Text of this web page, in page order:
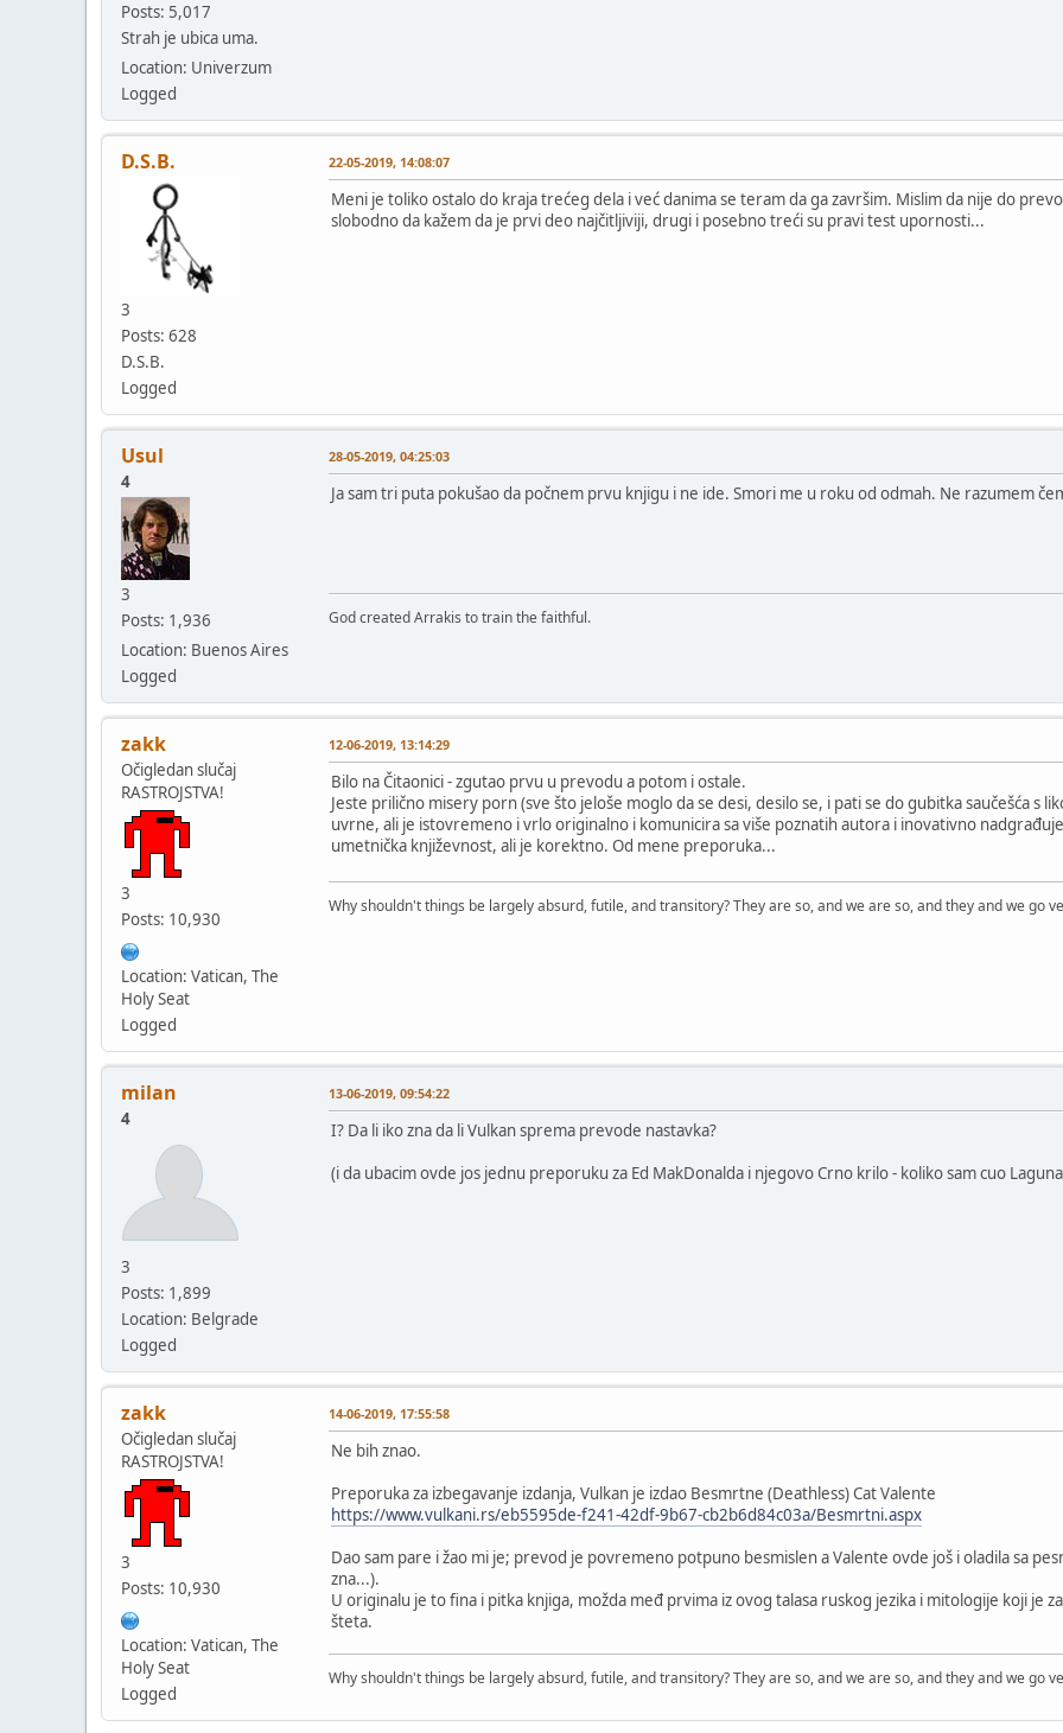
Posts: 5,017
Strah je ubica uma.
Location: Univerzum
Logged
D.S.B.
3
Posts: 628
D.S.B.
Logged
22-05-2019, 14:08:07
Meni je toliko ostalo do kraja trećeg dela i već danima se teram da ga završim. Mislim da nije do
slobodno da kažem da je prvi deo najčitljiviji, drugi i posebno treći su pravi test upornosti...
Usul
4
3
Posts: 1,936
Location: Buenos Aires
Logged
28-05-2019, 04:25:03
Ja sam tri puta pokušao da počnem prvu knjigu i ne ide. Smori me u roku od odmah. Ne razumem
God created Arrakis to train the faithful.
zakk
Očigledan slučaj
RASTROJSTVA!
3
Posts: 10,930
Location: Vatican, The
Holy Seat
Logged
12-06-2019, 13:14:29
Bilo na Čitaonici - zgutao prvu u prevodu a potom i ostale.
Jeste prilično misery porn (sve što jeloše moglo da se desi, desilo se, i pati se do gubitka saučešća s
uvrne, ali je istovremeno i vrlo originalno i komunicira sa više poznatih autora i inovativno
umetnička književnost, ali je korektno. Od mene preporuka...
Why shouldn't things be largely absurd, futile, and transitory? They are so, and we are so, and they and we go
milan
4
3
Posts: 1,899
Location: Belgrade
Logged
13-06-2019, 09:54:22
I? Da li iko zna da li Vulkan sprema prevode nastavka?
(i da ubacim ovde jos jednu preporuku za Ed MakDonalda i njegovo Crno krilo - koliko sam cuo
zakk
Očigledan slučaj
RASTROJSTVA!
3
Posts: 10,930
Location: Vatican, The
Holy Seat
Logged
14-06-2019, 17:55:58
Ne bih znao.
Preporuka za izbegavanje izdanja, Vulkan je izdao Besmrtne (Deathless) Cat Valente
https://www.vulkani.rs/eb5595de-f241-42df-9b67-cb2b6d84c03a/Besmrtni.aspx
Dao sam pare i žao mi je; prevod je povremeno potpuno besmislen a Valente ovde još i oladila sa
zna...).
U originalu je to fina i pitka knjiga, možda međ prvima iz ovog talasa ruskog jezika i mitologije koji je
šteta.
Why shouldn't things be largely absurd, futile, and transitory? They are so, and we are so, and they and we go